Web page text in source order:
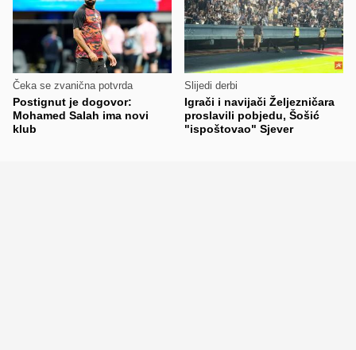
Čeka se zvanična potvrda
Postignut je dogovor:
Mohamed Salah ima novi
klub
Slijedi derbi
Igrači i navijači Željezničara
proslavili pobjedu, Šošić
"ispoštovao" Sjever